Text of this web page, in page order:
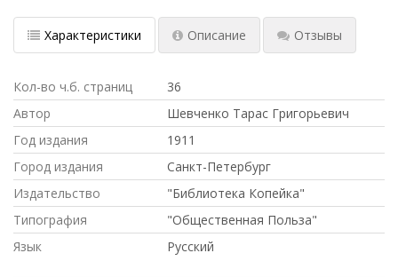
Характеристики Описание Отзывы
Кол-во ч.б. страниц
36
Автор
Шевченко Тарас Григорьевич
Год издания
1911
Город издания
Санкт-Петербург
Издательство
"Библиотека Копейка"
Типография
"Общественная Польза"
Язык
Русский